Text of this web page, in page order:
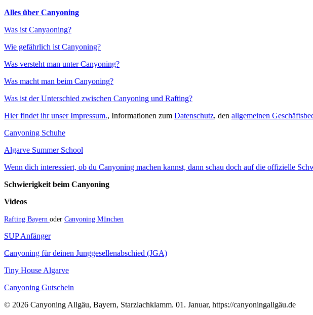
Alles über Canyoning
Was ist Canyaoning?
Wie gefährlich ist Canyoning?
Was versteht man unter Canyoning?
Was macht man beim Canyoning?
Was ist der Unterschied zwischen Canyoning und Rafting?
Hier findet ihr unser Impressum., Informationen zum Datenschutz, den allgemeinen
Canyoning Schuhe
Algarve Summer School
Wenn dich interessiert, ob du Canyoning machen kannst, dann schau doch auf die offizielle
Schwierigkeit beim Canyoning
Videos
Rafting Bayern oder Canyoning München
SUP Anfänger
Canyoning für deinen Junggesellenabschied (JGA)
Tiny House Algarve
Canyoning Gutschein
© 2026 Canyoning Allgäu, Bayern, Starzlachklamm. 01. Januar, https://canyoningallgäu.de